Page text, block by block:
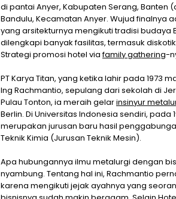
di pantai Anyer, Kabupaten Serang, Banten
Bandulu, Kecamatan Anyer. Wujud
yang arsitekturnya mengikuti tradisi budaya
dilengkapi banyak fasilitas, termasuk
Strategi promosi hotel viafamily gathering-
PT Karya Titan, yang ketika lahir pada 1973
Ing Rachmantio, sepulang dari sekolah di
Pulau Tonton, ia meraih gelarinsinyur
Berlin. Di Universitas Indonesia sendiri, pada
merupakan jurusan baru hasil
Teknik Kimia (Jurusan Teknik Mesin).
Apa hubungannya ilmu metalurgi dengan
nyambung. Tentang hal ini, Rachmantio
karena mengikuti jejak ayahnya yang